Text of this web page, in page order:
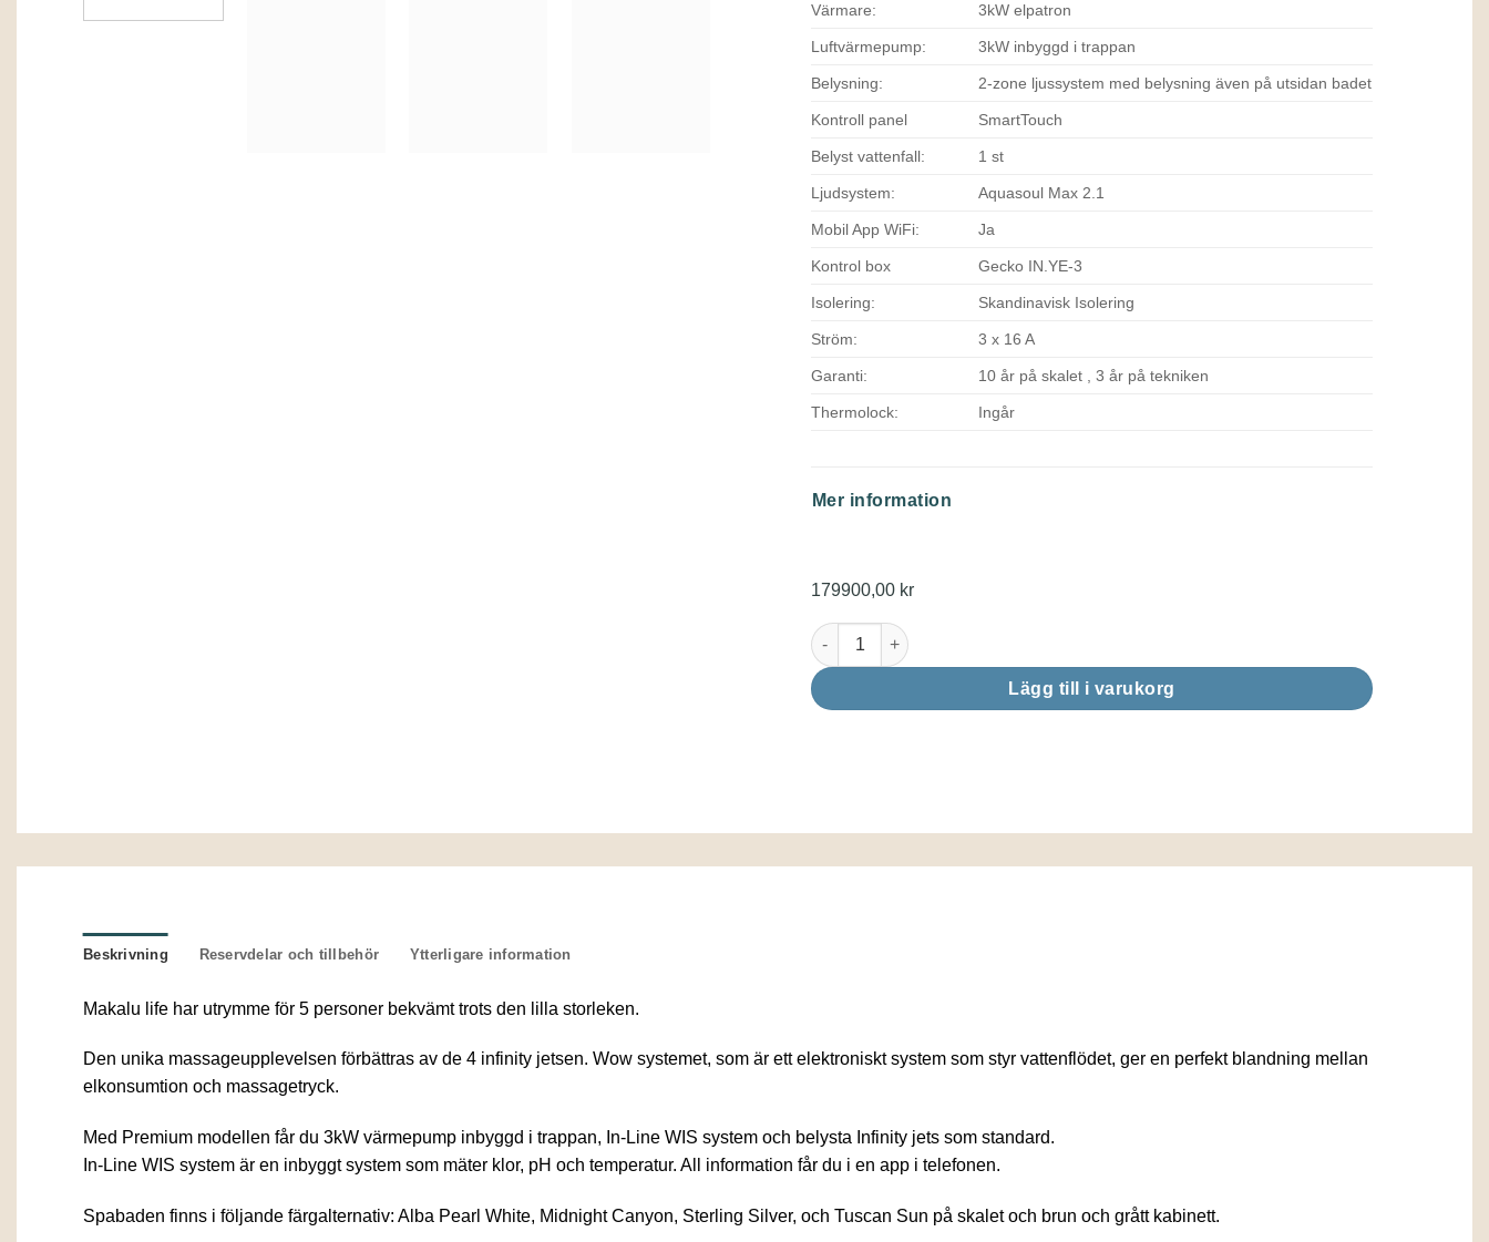
Värmare: 3kW elpatron
Luftvärmepump: 3kW inbyggd i trappan
Belysning: 2-zone ljussystem med belysning även på utsidan badet
Kontroll panel SmartTouch
Belyst vattenfall: 1 st
Ljudsystem: Aquasoul Max 2.1
Mobil App WiFi: Ja
Kontrol box Gecko IN.YE-3
Isolering: Skandinavisk Isolering
Ström: 3 x 16 A
Garanti: 10 år på skalet , 3 år på tekniken
Thermolock: Ingår
Mer information
179900,00 kr
Makalu Life Premium mängd
Lägg till i varukorg
Beskrivning Reservdelar och tillbehör Ytterligare information
Makalu life har utrymme för 5 personer bekvämt trots den lilla storleken.
Den unika massageupplevelsen förbättras av de 4 infinity jetsen. Wow systemet, som är ett elektroniskt system som styr vattenflödet, ger en perfekt blandning mellan
elkonsumtion och massagetryck.
Med Premium modellen får du 3kW värmepump inbyggd i trappan, In-Line WIS system och belysta Infinity jets som standard.
In-Line WIS system är en inbyggt system som mäter klor, pH och temperatur. All information får du i en app i telefonen.
Spabaden finns i följande färgalternativ: Alba Pearl White, Midnight Canyon, Sterling Silver, och Tuscan Sun på skalet och brun och grått kabinett.